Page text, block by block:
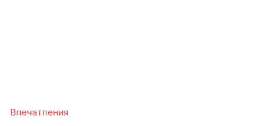
Впечатления